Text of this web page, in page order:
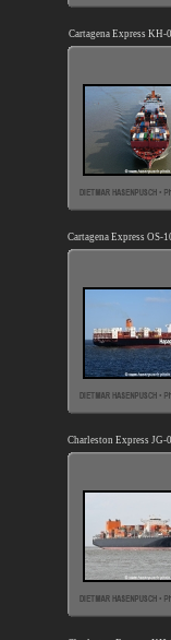
Cartagena Express KH-
Cartagena Express OS-
Charleston Express JG-